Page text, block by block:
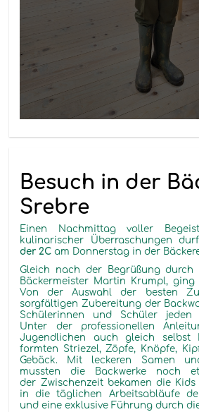
Besuch in der
Srebre
Einen Nachmittag voller
kulinarischer Überraschungen
der 2C am Donnerstag in der
Gleich nach der Begrüßung durch
Bäckermeister Martin Krumpl, ging
Von der Auswahl der besten
sorgfältigen Zubereitung der
Schülerinnen und Schüler jeden
Unter der professionellen
Jugendlichen auch gleich selbst
formten Striezel, Zöpfe, Knöpfe,
Gebäck. Mit leckeren Samen
mussten die Backwerke noch
der Zwischenzeit bekamen die
in die täglichen Arbeitsabläufe
und eine exklusive Führung durch